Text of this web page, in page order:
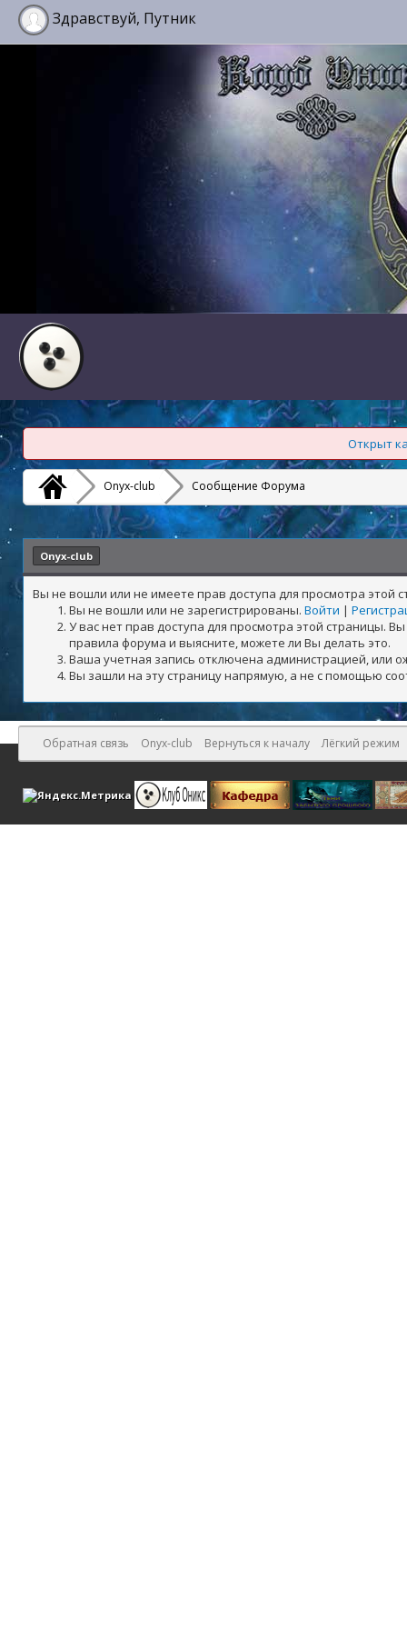
Здравствуй, Путник
Открыт
Onyx-club Сообщение Форума
Onyx-club
Вы не вошли или не имеете прав доступа для просмотра
Вы не вошли или не зарегистрированы. Войти |
У вас нет прав доступа для просмотра этой страницы.
правила форума и выясните, можете ли Вы делать это.
Ваша учетная запись отключена администрацией, или
Вы зашли на эту страницу напрямую, а не с помощью
Обратная связь Onyx-club Вернуться к началу Лёгкий режим